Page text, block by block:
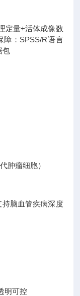
定量+活体成像数
障：SPSS/R语言
包
肿瘤细胞）
脑血管疾病深度
明可控